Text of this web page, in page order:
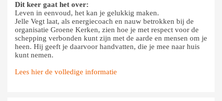
Dit keer gaat het over:
Leven in eenvoud, het kan je gelukkig maken.
Jelle Vegt laat, als energiecoach en nauw betrokken bij de
organisatie Groene Kerken, zien hoe je met respect voor de
schepping verbonden kunt zijn met de aarde en mensen om je
heen. Hij geeft je daarvoor handvatten, die je mee naar huis
kunt nemen.
Lees hier de volledige informatie